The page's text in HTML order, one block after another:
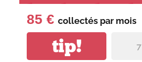
85 € collectés par mois
tip! 7